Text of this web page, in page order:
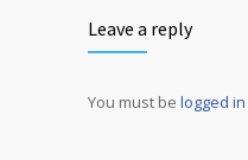
Leave a reply
You must be logged in